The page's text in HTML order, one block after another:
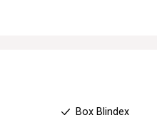
Box Blindex